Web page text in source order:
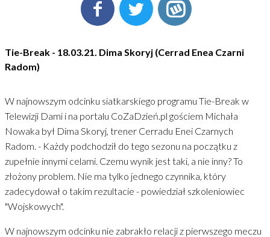
Tie-Break - 18.03.21. Dima Skoryj (Cerrad Enea Czarni
Radom)
W najnowszym odcinku siatkarskiego programu Tie-Break w
Telewizji Dami i na portalu CoZaDzień.pl gościem Michała
Nowaka był Dima Skoryj, trener Cerradu Enei Czarnych
Radom. - Każdy podchodził do tego sezonu na początku z
zupełnie innymi celami. Czemu wynik jest taki, a nie inny? To
złożony problem. Nie ma tylko jednego czynnika, który
zadecydował o takim rezultacie - powiedział szkoleniowiec
"Wojskowych".
W najnowszym odcinku nie zabrakło relacji z pierwszego meczu